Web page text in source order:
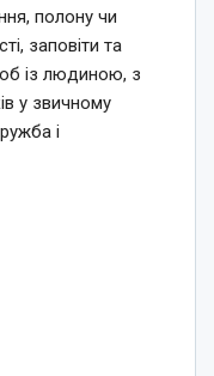
полону чи
заповіти та
із людиною, з
у звичному
і